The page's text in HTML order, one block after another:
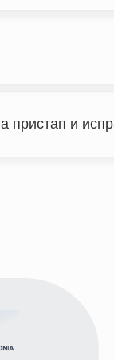
пристап и